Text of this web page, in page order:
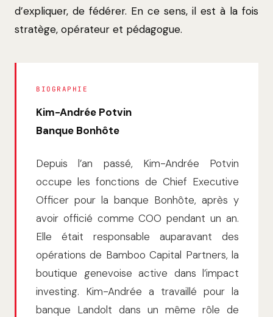
d’expliquer, de fédérer. En ce sens, il est à la fois
stratège, opérateur et pédagogue.
BIOGRAPHIE
Kim-Andrée Potvin
Banque Bonhôte
Depuis l’an passé, Kim-Andrée Potvin
occupe les fonctions de Chief Executive
Officer pour la banque Bonhôte, après y
avoir officié comme COO pendant un an.
Elle était responsable auparavant des
opérations de Bamboo Capital Partners, la
boutique genevoise active dans l’impact
investing. Kim-Andrée a travaillé pour la
banque Landolt dans un même rôle de